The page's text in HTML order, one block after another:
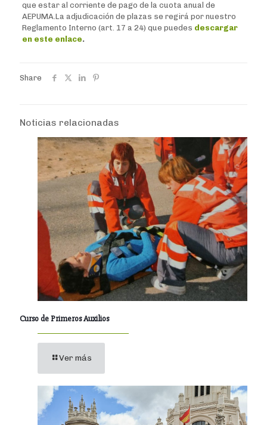
que estar al corriente de pago de la cuota anual de
AEPUMA.La adjudicación de plazas se regirá por nuestro
Reglamento Interno (art. 17 a 24) que puedes descargar
en este enlace.
Share
Noticias relacionadas
Curso de Primeros Auxilios
Ver más